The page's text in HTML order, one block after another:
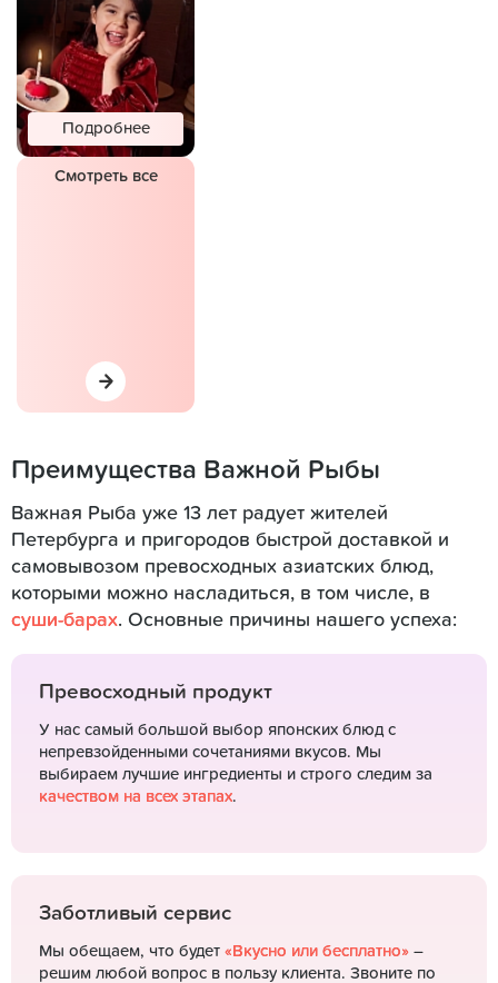
Подробнее
Смотреть все
Преимущества Важной Рыбы
Важная Рыба уже 13 лет радует жителей
Петербурга и пригородов быстрой доставкой и
самовывозом превосходных азиатских блюд,
которыми можно насладиться, в том числе, в
суши-барах. Основные причины нашего успеха:
Превосходный продукт
У нас самый большой выбор японских блюд с
непревзойденными сочетаниями вкусов. Мы
выбираем лучшие ингредиенты и строго следим за
качеством на всех этапах.
Заботливый сервис
Мы обещаем, что будет «Вкусно или бесплатно» –
решим любой вопрос в пользу клиента. Звоните по